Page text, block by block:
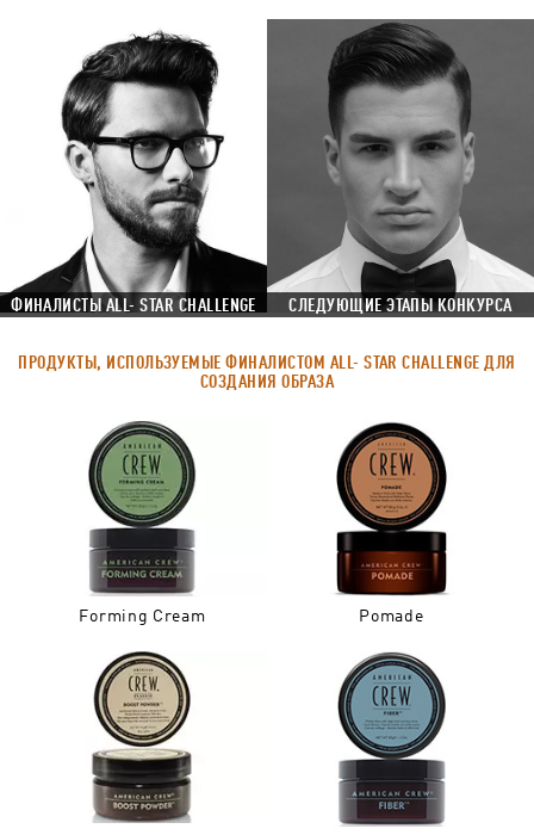
ФИНАЛИСТЫ ALL- STAR CHALLENGE СЛЕДУЮЩИЕ ЭТАПЫ КОНКУРСА
ПРОДУКТЫ, ИСПОЛЬЗУЕМЫЕ ФИНАЛИСТОМ ALL- STAR CHALLENGE ДЛЯ
СОЗДАНИЯ ОБРАЗА
Forming Cream Pomade